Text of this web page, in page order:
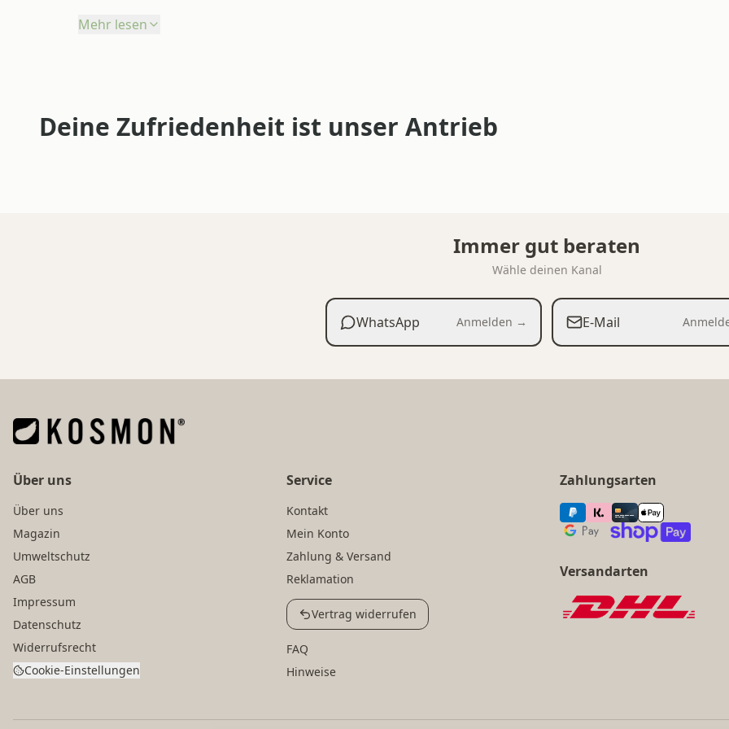
Mehr lesen
Deine Zufriedenheit ist unser Antrieb
Immer gut beraten
Wähle deinen Kanal
WhatsApp Anmelden → E-Mail
Über uns
Über uns
Magazin
Umweltschutz
AGB
Impressum
Datenschutz
Widerrufsrecht
Cookie-Einstellungen
Service
Kontakt
Mein Konto
Zahlung & Versand
Reklamation
Vertrag widerrufen
FAQ
Hinweise
Zahlungsarten
Versandarten